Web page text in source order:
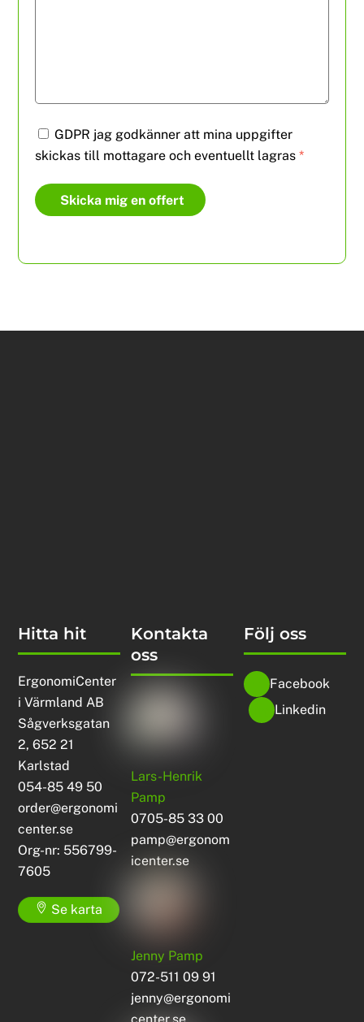
GDPR jag godkänner att mina uppgifter
skickas till mottagare och eventuellt lagras *
Skicka mig en offert
Hitta hit
ErgonomiCenter
i Värmland AB
Sågverksgatan
2, 652 21
Karlstad
054-85 49 50
order@ergonomi
center.se
Org-nr: 556799-
7605
Se karta
Kontakta
oss
Lars-Henrik
Pamp
0705-85 33 00
pamp@ergonom
icenter.se
Jenny Pamp
072-511 09 91
jenny@ergonomi
Följ oss
Facebook
Linkedin